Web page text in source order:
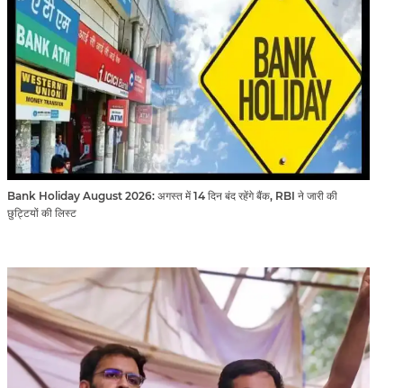
Bank Holiday August 2026: अगस्त में 14 दिन बंद रहेंगे बैंक, RBI ने जारी की
छुट्टियों की लिस्ट​​​​​​​